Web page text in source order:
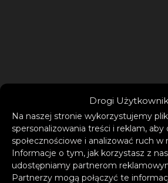
Drogi
Na naszej stronie wykorzystujemy
spersonalizowania treści i reklam,
społecznościowe i analizować ruch w
Informacje o tym, jak korzystasz z
udostępniamy partnerom
Partnerzy mogą połączyć te